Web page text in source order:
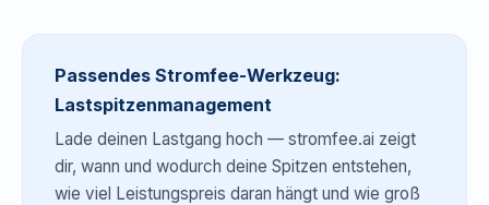
Passendes Stromfee-Werkzeug:
Lastspitzenmanagement
Lade deinen Lastgang hoch — stromfee.ai zeigt
dir, wann und wodurch deine Spitzen entstehen,
wie viel Leistungspreis daran hängt und wie groß